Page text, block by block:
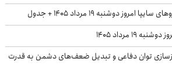
دوشنبه ۱۹ مرداد ۱۴۰۵ + جدول
مرداد ۱۴۰۵
توان دفاعی و تبدیل ضعف‌های دشمن به قدرت